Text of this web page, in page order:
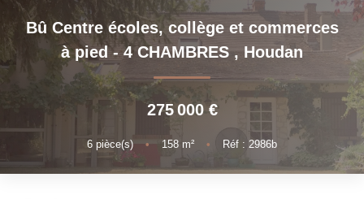
GESTION LOCATIVE
BIENS VENDUS
NOTRE AGENCE
Bû Centre écoles, collège et commerces
à pied - 4 CHAMBRES, Houdan
275 000 €
6 pièce(s) • 158 m² • Réf : 2986b